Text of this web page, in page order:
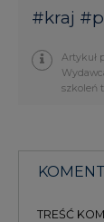
#kraj #
Artykuł
szkoleń
TREŚĆ